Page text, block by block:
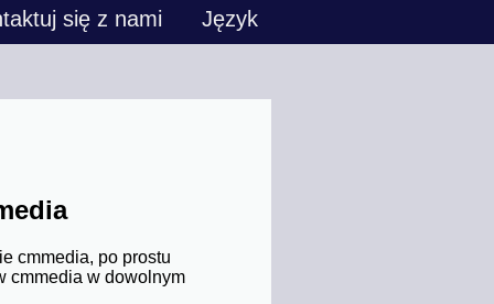
się z nami Język
cmmedia, po prostu
cmmedia w dowolnym